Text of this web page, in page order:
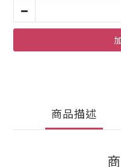
商品描述